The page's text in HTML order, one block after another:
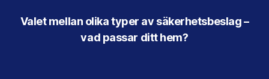
Valet mellan olika typer av säkerhetsbeslag –
vad passar ditt hem?